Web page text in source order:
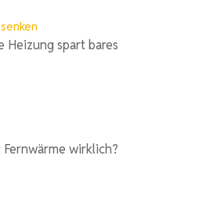
Heizung spart bares
Fernwärme wirklich?